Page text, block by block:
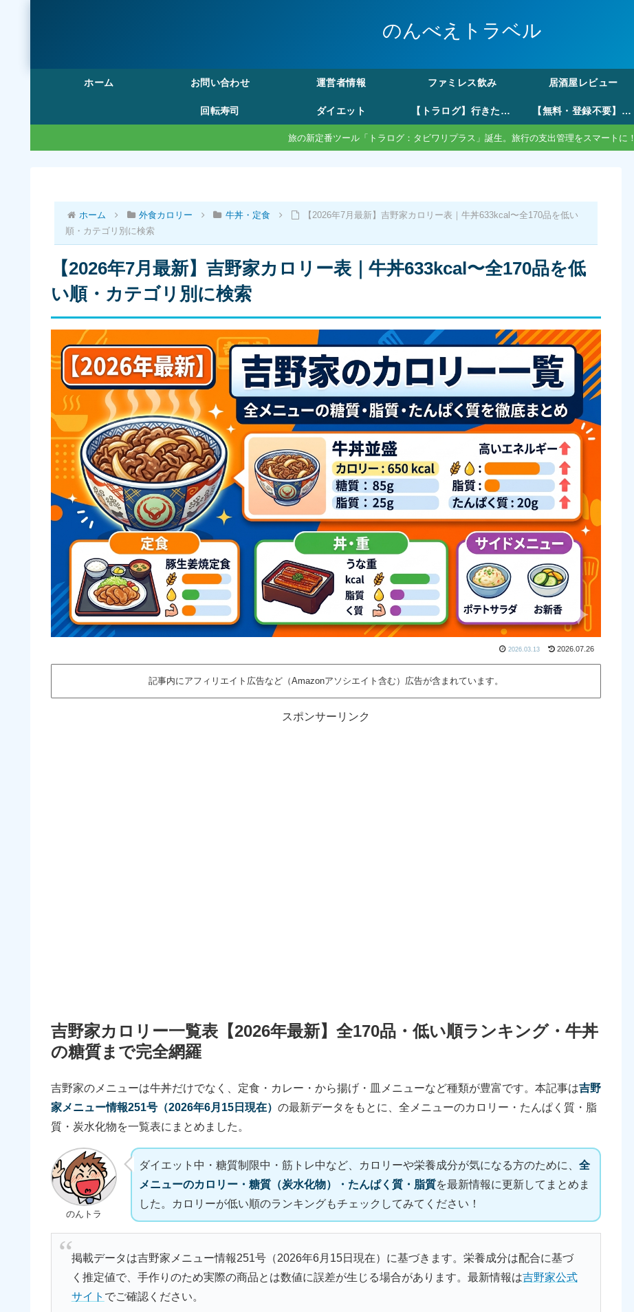
のんべえトラベル
ホーム お問い合わせ 運営者情報 ファミレス飲み 居酒屋レビュー
回転寿司 ダイエット 【トラログ】行きたい所リストから旅費の割り勘まで。モード切替で自由な旅のしおり作成 【無料・登録不要】旅行の割り勘アプリおすすめ比較｜ポイント管理・複数日対応まで徹底解説
旅の新定番ツール「トラログ：タビワリプラス」誕生。旅行の支出管理をスマートに！
ホーム 外食カロリー 牛丼・定食
【2026年7月最新】吉野家カロリー表｜牛丼633kcal〜全170品を低い
順・カテゴリ別に検索
【2026年7月最新】吉野家カロリー表｜牛丼633kcal〜全170品を低
い順・カテゴリ別に検索
2026.03.13 2026.07.26
記事内にアフィリエイト広告など（Amazonアソシエイト含む）広告が含まれています。
スポンサーリンク
吉野家カロリー一覧表【2026年最新】全170品・低い順ランキング・牛丼
の糖質まで完全網羅
吉野家のメニューは牛丼だけでなく、定食・カレー・から揚げ・皿メニューなど種類が豊富です。本記事は吉野
家メニュー情報251号（2026年6月15日現在） の最新データをもとに、全メニューのカロリー・たんぱく質・脂
質・炭水化物を一覧表にまとめました。
のんトラ
ダイエット中・糖質制限中・筋トレ中など、カロリーや栄養成分が気になる方のために、 全
メニューのカロリー・糖質（炭水化物）・たんぱく質・脂質を最新情報に更新してまとめま
した。カロリーが低い順のランキングもチェックしてみてください！
掲載データは吉野家メニュー情報251号（2026年6月15日現在）に基づきます。栄養成分は配合に基づ
く推定値で、手作りのため実際の商品とは数値に誤差が生じる場合があります。最新情報は吉野家公式
サイト でご確認ください。